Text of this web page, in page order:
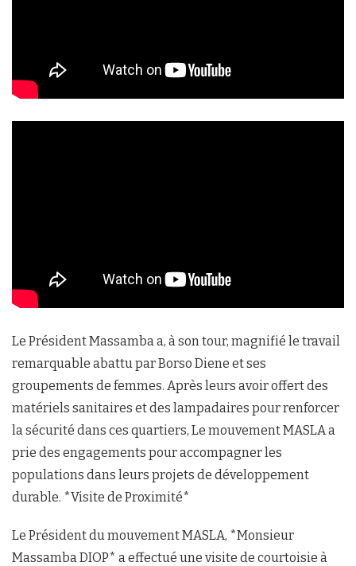
Le Président Massamba a, à son tour, magnifié le travail
remarquable abattu par Borso Diene et ses
groupements de femmes. Après leurs avoir offert des
matériels sanitaires et des lampadaires pour renforcer
la sécurité dans ces quartiers, Le mouvement MASLA a
prie des engagements pour accompagner les
populations dans leurs projets de développement
durable. *Visite de Proximité*
Le Président du mouvement MASLA, *Monsieur
Massamba DIOP* a effectué une visite de courtoisie à